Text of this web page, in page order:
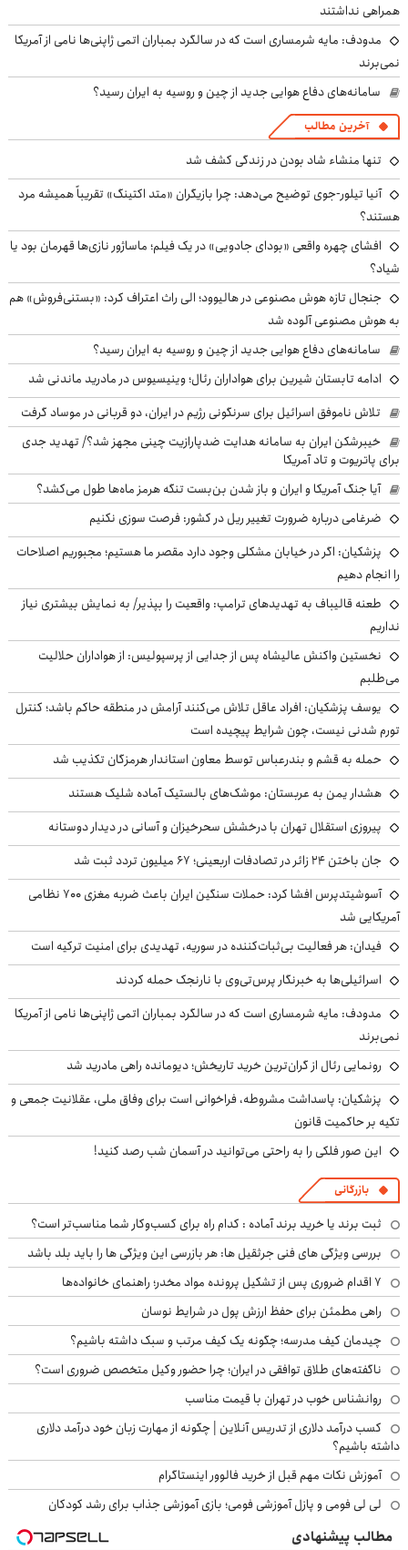
همراهی نداشتند
مدودف: مایه شرمساری است که در سالگرد بمباران اتمی ژاپنی‌ها نامی از آمریکا
نمی‌برند
سامانه‌های دفاع هوایی جدید از چین و روسیه به ایران رسید؟
آخرین مطالب
تنها منشاء شاد بودن در زندگی کشف شد
آنیا تیلور-جوی توضیح می‌دهد: چرا بازیگران «متد اکتینگ» تقریباً همیشه مرد
هستند؟
افشای چهره واقعی «بودای جادویی» در یک فیلم؛ ماساژور نازی‌ها قهرمان بود یا
شیاد؟
جنجال تازه هوش مصنوعی در هالیوود؛ الی راث اعتراف کرد: «بستنی‌فروش» هم
به هوش مصنوعی آلوده شد
سامانه‌های دفاع هوایی جدید از چین و روسیه به ایران رسید؟
ادامه تابستان شیرین برای هواداران رئال؛ وینیسیوس در مادرید ماندنی شد
تلاش ناموفق اسرائیل برای سرنگونی رژیم در ایران، دو قربانی در موساد گرفت
خیبرشکن ایران به سامانه هدایت ضدپارازیت چینی مجهز شد؟/ تهدید جدی
برای پاتریوت و تاد آمریکا
آیا جنگ آمریکا و ایران و باز شدن بن‌بست تنگه هرمز ماه‌ها طول می‌کشد؟
ضرغامی درباره ضرورت تغییر ریل در کشور: فرصت سوزی نکنیم
پزشکیان: اگر در خیابان مشکلی وجود دارد مقصر ما هستیم؛ مجبوریم اصلاحات
را انجام دهیم
طعنه قالیباف به تهدیدهای ترامپ: واقعیت را بپذیر/ به نمایش بیشتری نیاز
نداریم
نخستین واکنش عالیشاه پس از جدایی از پرسپولیس: از هواداران حلالیت
می‌طلبم
یوسف پزشکیان: افراد عاقل تلاش می‌کنند آرامش در منطقه حاکم باشد؛ کنترل
تورم شدنی نیست، چون شرایط پیچیده است
حمله به قشم و بندرعباس توسط معاون استاندار هرمزگان تکذیب شد
هشدار یمن به عربستان: موشک‌های بالستیک آماده شلیک هستند
پیروزی استقلال تهران با درخشش سحرخیزان و آسانی در دیدار دوستانه
جان باختن ۲۴ زائر در تصادفات اربعینی؛ ۶۷ میلیون تردد ثبت شد
آسوشیتدپرس افشا کرد: حملات سنگین ایران باعث ضربه مغزی ۷۰۰ نظامی
آمریکایی شد
فیدان: هر فعالیت بی‌ثبات‌کننده در سوریه، تهدیدی برای امنیت ترکیه است
اسرائیلی‌ها به خبرنگار پرس‌تی‌وی با نارنجک حمله کردند
مدودف: مایه شرمساری است که در سالگرد بمباران اتمی ژاپنی‌ها نامی از آمریکا
نمی‌برند
رونمایی رئال از گران‌ترین خرید تاریخش؛ دیومانده راهی مادرید شد
پزشکیان: پاسداشت مشروطه، فراخوانی است برای وفاق ملی، عقلانیت جمعی و
تکیه بر حاکمیت قانون
این صور فلکی را به راحتی می‌توانید در آسمان شب رصد کنید!
بازرگانی
ثبت برند یا خرید برند آماده : کدام راه برای کسب‌وکار شما مناسب‌تر است؟
بررسی ویژگی های فنی جرثقیل ها: هر بازرسی این ویژگی ها را باید بلد باشد
۷ اقدام ضروری پس از تشکیل پرونده مواد مخدر؛ راهنمای خانواده‌ها
راهی مطمئن برای حفظ ارزش پول در شرایط نوسان
چیدمان کیف مدرسه؛ چگونه یک کیف مرتب و سبک داشته باشیم؟
ناگفته‌های طلاق توافقی در ایران؛ چرا حضور وکیل متخصص ضروری است؟
روانشناس خوب در تهران با قیمت مناسب
کسب درآمد دلاری از تدریس آنلاین | چگونه از مهارت زبان خود درآمد دلاری
داشته باشیم؟
آموزش نکات مهم قبل از خرید فالوور اینستاگرام
لی لی فومی و پازل آموزشی فومی؛ بازی آموزشی جذاب برای رشد کودکان
مطالب پیشنهادی